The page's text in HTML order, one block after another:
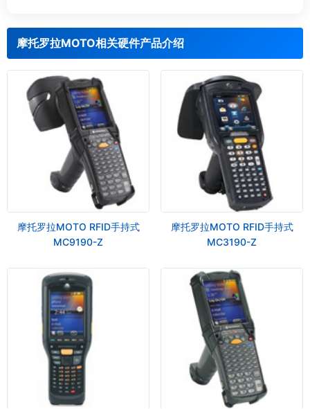
摩托罗拉MOTO相关硬件产品介绍
摩托罗拉MOTO RFID手持式
MC9190-Z
摩托罗拉MOTO RFID手持式
MC3190-Z